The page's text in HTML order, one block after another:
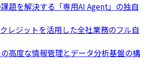
題を解決する「専用AI Agent」の独自
レジットを活用した全社業務のフル自
高度な情報管理とデータ分析基盤の構